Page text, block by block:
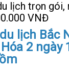
lịch trọn gói,
VNĐ
lịch Bắc
2 ngày